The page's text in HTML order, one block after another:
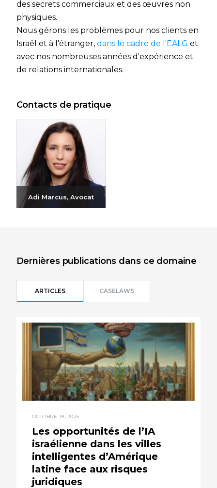
des secrets commerciaux et des œuvres non
physiques.
Nous gérons les problèmes pour nos clients en
Israël et à l'étranger, dans le cadre de l'EALG et
avec nos nombreuses années d'expérience et
de relations internationales.
Contacts de pratique
Adi Marcus, Avocat
Dernières publications dans ce domaine
ARTICLES CASELAWS
OCTOBRE 19, 2025
Les opportunités de l’IA
israélienne dans les villes
intelligentes d’Amérique
latine face aux risques
juridiques